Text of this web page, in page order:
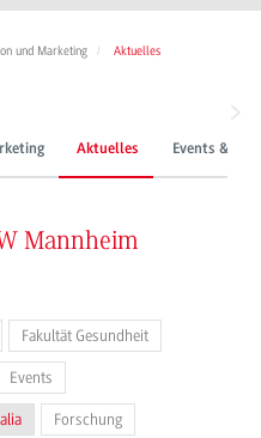
und Marketing Aktuelles
Aktuelles Events &
Mannheim
Fakultät Gesundheit
Events
Forschung